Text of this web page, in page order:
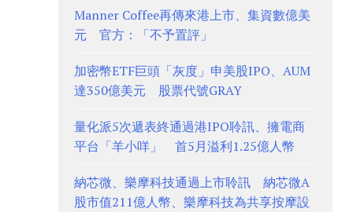
Manner Coffee再傳來港上市、集資數億美
元 官方：「不予置評」
加密幣ETF巨頭「灰度」申美股IPO、AUM
達350億美元 股票代號GRAY
量化派5次遞表終通過港IPO聆訊、擁電商
平台「羊小咩」 首5月溢利1.25億人幣
納芯微、樂摩科技通過上市聆訊 納芯微A
股市值211億人幣、樂摩科技為共享按摩設